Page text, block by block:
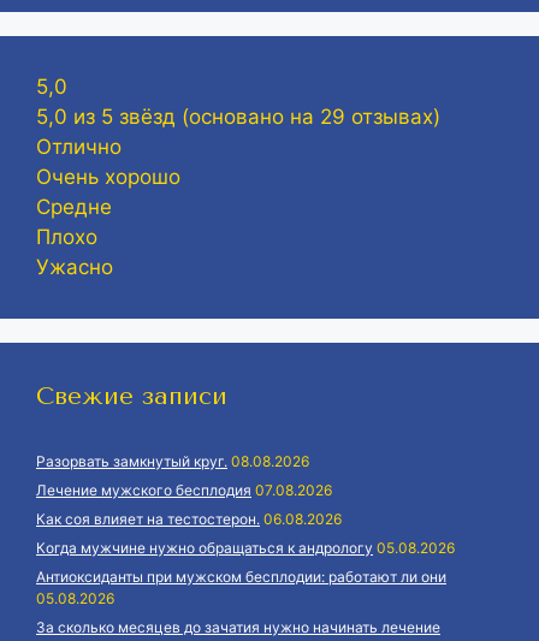
5,0
5,0 из 5 звёзд (основано на 29 отзывах)
Отлично
Очень хорошо
Средне
Плохо
Ужасно
Свежие записи
Разорвать замкнутый круг. 08.08.2026
Лечение мужского бесплодия 07.08.2026
Как соя влияет на тестостерон. 06.08.2026
Когда мужчине нужно обращаться к андрологу 05.08.2026
Антиоксиданты при мужском бесплодии: работают ли они
05.08.2026
За сколько месяцев до зачатия нужно начинать лечение